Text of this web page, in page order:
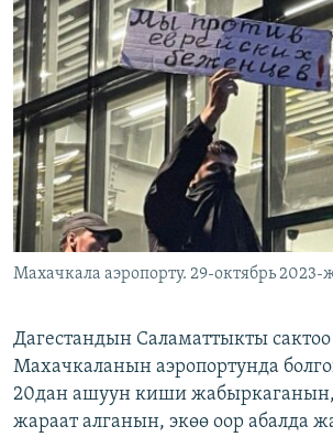
ДАНИСТЕ
ЭЖЕ-СИҢДИЛЕР
АЗАТТЫК+
ЫҢГАЙСЫЗ СУРООЛОР
ОНЛАЙН ШЕРИНЕ
ЭЕ/АРнун бардык сайттары
Махачкала аэропорту. 29-октябрь 2023-
Дагестандын Саламаттыкты
Махачкаланын аэропортунда
20дан ашуун киши жабыркаганын,
жараат алганын, экөө оор абалда